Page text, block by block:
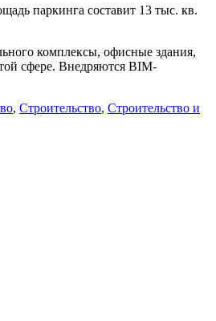
паркинга составит 13 тыс. кв.
комплексы, офисные здания,
сфере. Внедряются BIM-
, Строительство, Строительство и